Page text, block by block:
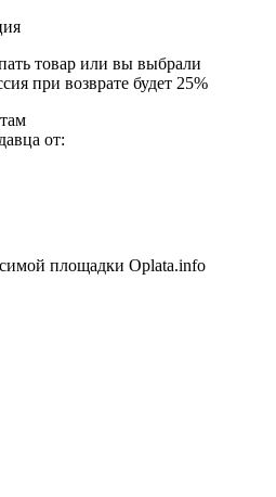
товар или вы выбрали
при возврате будет 25%
от:
площадки Oplata.info